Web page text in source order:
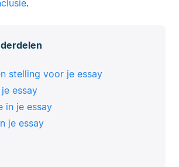
.
stelling voor je essay
essay
in je essay
je essay